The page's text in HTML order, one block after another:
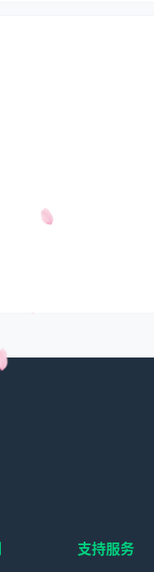
支持服务